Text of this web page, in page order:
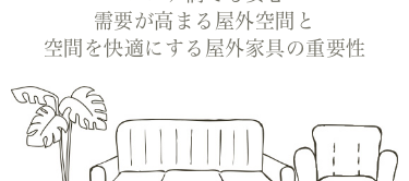
需要が高まる屋外空間と
空間を快適にする屋外家具の重要性